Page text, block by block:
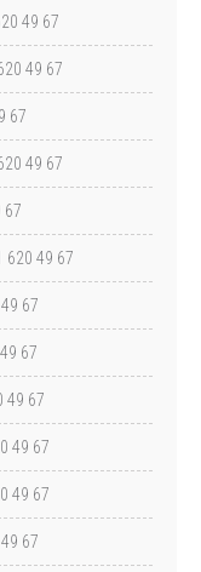
49 67
49 67
67
49 67
67
620 49 67
67
67
49 67
49 67
49 67
67